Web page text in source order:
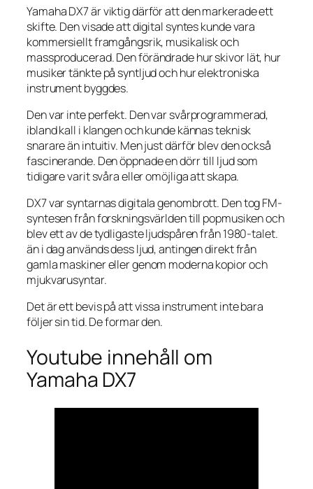
Yamaha DX7 är viktig därför att den markerade ett
skifte. Den visade att digital syntes kunde vara
kommersiellt framgångsrik, musikalisk och
massproducerad. Den förändrade hur skivor lät, hur
musiker tänkte på syntljud och hur elektroniska
instrument byggdes.
Den var inte perfekt. Den var svårprogrammerad,
ibland kall i klangen och kunde kännas teknisk
snarare än intuitiv. Men just därför blev den också
fascinerande. Den öppnade en dörr till ljud som
tidigare varit svåra eller omöjliga att skapa.
DX7 var syntarnas digitala genombrott. Den tog FM-
syntesen från forskningsvärlden till popmusiken och
blev ett av de tydligaste ljudspåren från 1980-talet.
än i dag används dess ljud, antingen direkt från
gamla maskiner eller genom moderna kopior och
mjukvarusyntar.
Det är ett bevis på att vissa instrument inte bara
följer sin tid. De formar den.
Youtube innehåll om
Yamaha DX7